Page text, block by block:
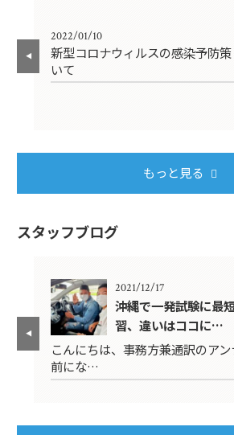
2022/01/10
新型コロナウィルスの感染予防
いて
もっと見る
スタッフブログ
2021/12/17
沖縄で一発試験に最
習、違いはココに…
こんにちは、事務方兼通訳のア
前にな…